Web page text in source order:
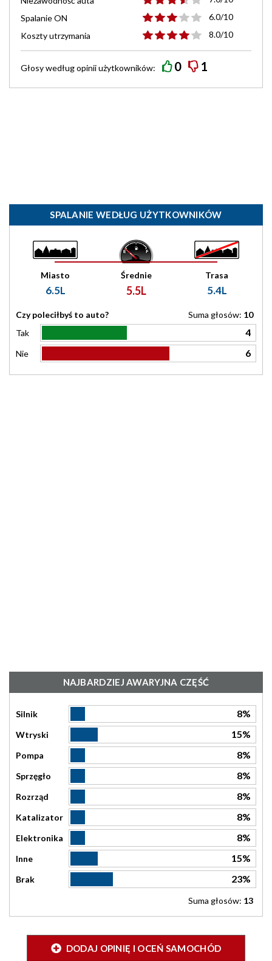
Spalanie ON
6.0/10
Koszty utrzymania
8.0/10
Głosy wedługopiniiużytkowników: 0 1
SPALANIE WEDŁUG UŻYTKOWNIKÓW
Miasto
6.5L
Średnie
5.5L
Trasa
5.4L
Czy poleciłbyś to auto? Suma głosów: 10
Tak
4
Nie 6
NAJBARDZIEJ AWARYJNA CZĘŚĆ
Silnik 8%
Wtryski 15%
Pompa 8%
Sprzęgło 8%
Rozrząd 8%
Katalizator 8%
Elektronika 8%
Inne 15%
Brak 23%
Suma głosów: 13
DODAJ OPINIĘ I OCEŃ SAMOCHÓD